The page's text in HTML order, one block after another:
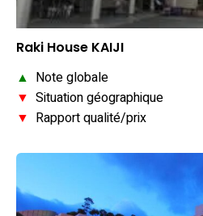
Raki House KAIJI
▲ Note globale
▼ Situation géographique
▼ Rapport qualité/prix